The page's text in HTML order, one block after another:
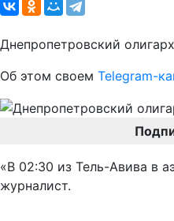
Днепропетровский
Об этом своем Telegram-
«В 02:30 из Тель-Авива в
журналист.